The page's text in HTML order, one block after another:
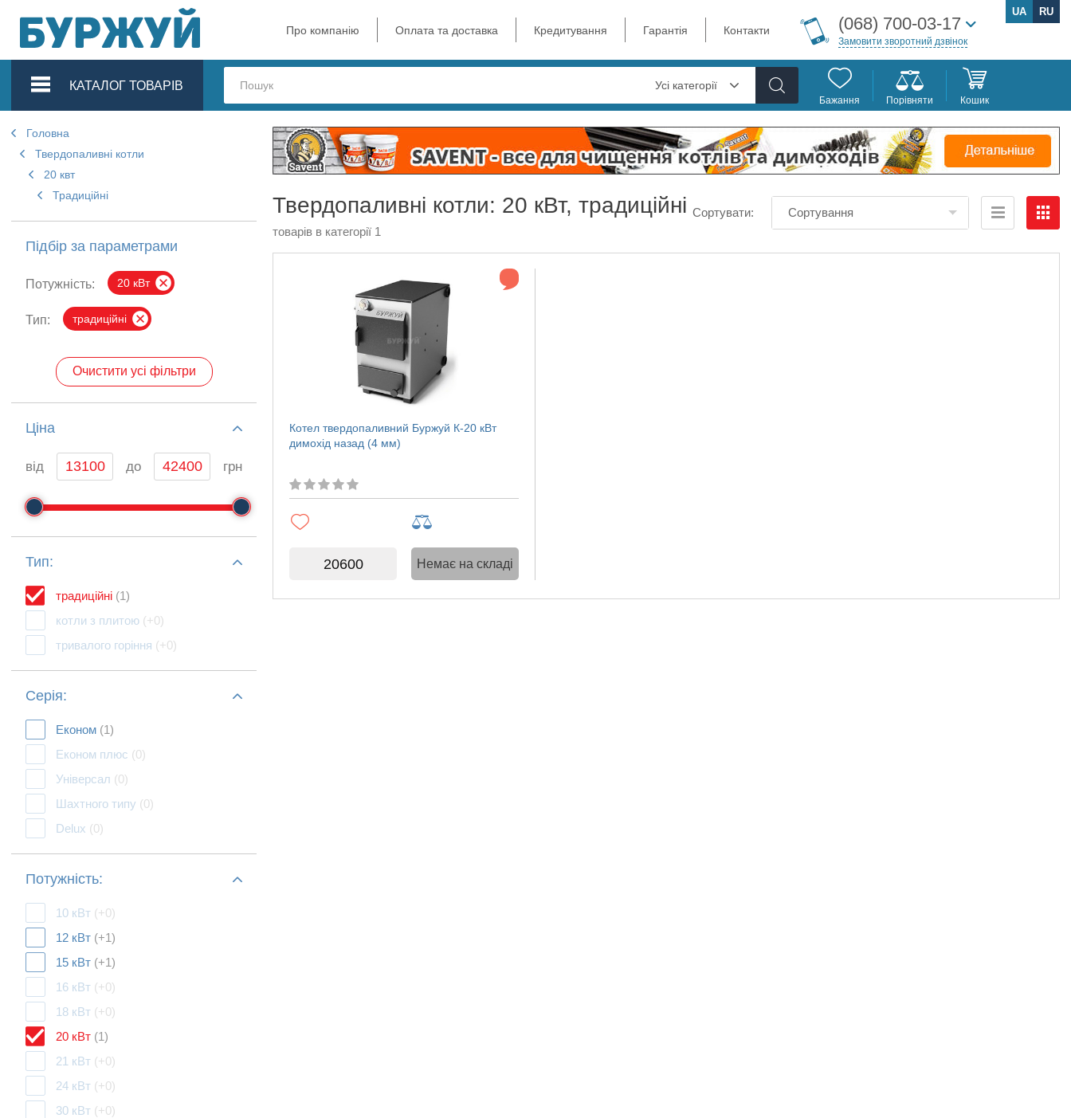
Про компанію Оплата та доставка Кредитування Гарантія Контакти (068) 700-03-17
Замовити зворотний дзвінок
UA RU
КАТАЛОГ ТОВАРІВ Усі категорії
Бажання Порівняти Кошик
Головна
Твердопаливні котли
20 квт
Традиційні
Підбір за параметрами
Потужність: 20 кВт
Тип: традиційні
Очистити усі фільтри
Ціна
від до грн
Тип:
традиційні (1)
котли з плитою (+0)
тривалого горіння (+0)
Серія:
Економ (1)
Економ плюс (0)
Універсал (0)
Шахтного типу (0)
Delux (0)
Потужність:
10 кВт (+0)
12 кВт (+1)
15 кВт (+1)
16 кВт (+0)
18 кВт (+0)
20 кВт (1)
21 кВт (+0)
24 кВт (+0)
30 кВт (+0)
Твердопаливні котли: 20 кВт, традиційні
товарів в категорії 1
Сортувати: Сортування
Котел твердопаливний Буржуй К-20 кВт
димохід назад (4 мм)
20600 Немає на складі